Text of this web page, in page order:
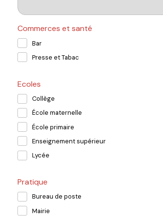
Commerces et santé
Bar
Presse et Tabac
Ecoles
Collège
École maternelle
École primaire
Enseignement supérieur
Lycée
Pratique
Bureau de poste
Mairie